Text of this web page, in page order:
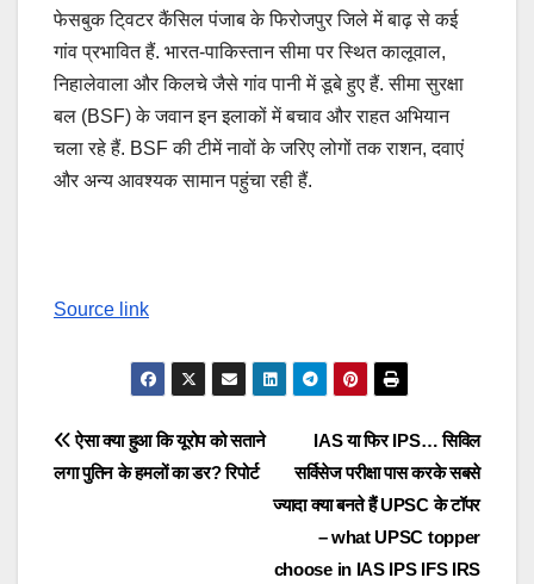
फेसबुक टि्वटर कैंसिल पंजाब के फिरोजपुर जिले में बाढ़ से कई
गांव प्रभावित हैं. भारत-पाकिस्तान सीमा पर स्थित कालूवाल,
निहालेवाला और किलचे जैसे गांव पानी में डूबे हुए हैं. सीमा सुरक्षा
बल (BSF) के जवान इन इलाकों में बचाव और राहत अभियान
चला रहे हैं. BSF की टीमें नावों के जरिए लोगों तक राशन, दवाएं
और अन्य आवश्यक सामान पहुंचा रही हैं.
Source link
Post
navigation
IAS या फिर IPS… सिविल
सर्विसेज परीक्षा पास करके सबसे
ज्यादा क्या बनते हैं UPSC के टॉपर
– what UPSC topper
choose in IAS IPS IFS IRS
ऐसा क्या हुआ कि यूरोप को सताने
लगा पुतिन के हमलों का डर? रिपोर्ट